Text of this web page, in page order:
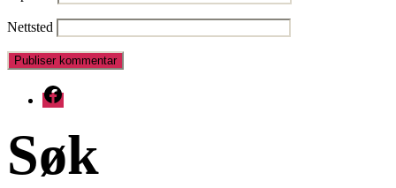
Nettsted
Facebook
Søk